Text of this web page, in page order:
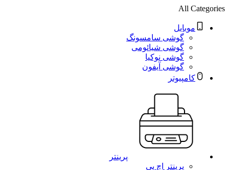
All Categories
موبایل
گوشی سامسونگ
گوشی شیائومی
گوشی نوکیا
گوشی آیفون
کامپیوتر
پرینتر
پرینتر اچ پی